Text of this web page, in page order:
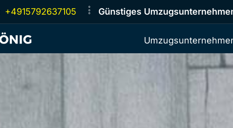
+4915792637105 Günstiges